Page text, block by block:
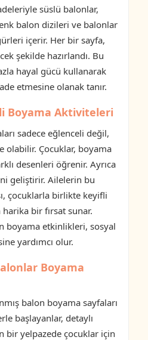
süslü balonlar,
balon dizileri ve balonlar
içerir. Her bir sayfa,
şekilde hazırlandı. Bu
hayal gücü kullanarak
etmesine olanak tanır.
Boyama Aktiviteleri
sadece eğlenceli değil,
olabilir. Çocuklar, boyama
desenleri öğrenir. Ayrıca
geliştirir. Ailelerin bu
çocuklarla birlikte keyifli
bir fırsat sunar.
boyama etkinlikleri, sosyal
yardımcı olur.
Boyama
balon boyama sayfaları
başlayanlar, detaylı
bir yelpazede çocuklar için